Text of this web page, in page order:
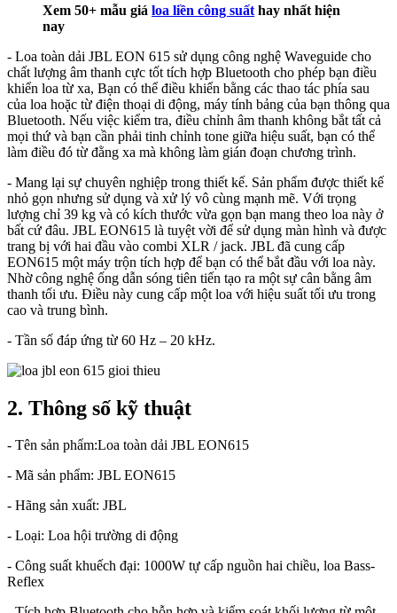
Xem 50+ mẫu giá loa liền công suất hay nhất hiện
nay
- Loa toàn dải JBL EON 615 sử dụng công nghệ Waveguide cho
chất lượng âm thanh cực tốt tích hợp Bluetooth cho phép bạn điều
khiển loa từ xa, Bạn có thể điều khiển bằng các thao tác phía sau
của loa hoặc từ điện thoại di động, máy tính bảng của bạn thông qua
Bluetooth. Nếu việc kiểm tra, điều chỉnh âm thanh không bắt tất cả
mọi thứ và bạn cần phải tinh chỉnh tone giữa hiệu suất, bạn có thể
làm điều đó từ đằng xa mà không làm gián đoạn chương trình.
- Mang lại sự chuyên nghiệp trong thiết kế. Sản phẩm được thiết kế
nhỏ gọn nhưng sử dụng và xử lý vô cùng mạnh mẽ. Với trọng
lượng chỉ 39 kg và có kích thước vừa gọn bạn mang theo loa này ở
bất cứ đâu. JBL EON615 là tuyệt vời để sử dụng màn hình và được
trang bị với hai đầu vào combi XLR / jack. JBL đã cung cấp
EON615 một máy trộn tích hợp để bạn có thể bắt đầu với loa này.
Nhờ công nghệ ống dẫn sóng tiên tiến tạo ra một sự cân bằng âm
thanh tối ưu. Điều này cung cấp một loa với hiệu suất tối ưu trong
cao và trung bình.
- Tần số đáp ứng từ 60 Hz – 20 kHz.
2. Thông số kỹ thuật
- Tên sản phẩm:Loa toàn dải JBL EON615
- Mã sản phẩm: JBL EON615
- Hãng sản xuất: JBL
- Loại: Loa hội trường di động
- Công suất khuếch đại: 1000W tự cấp nguồn hai chiều, loa Bass-
Reflex